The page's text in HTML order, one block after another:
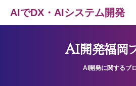
AIでDX・AIシステム開発
AI開発福岡
AI開発に関するブ